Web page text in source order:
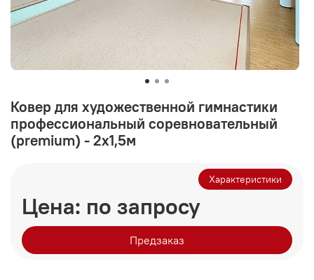
Ковер для художественной гимнастики
профессиональный соревновательный
(premium) - 2х1,5м
Цена: по запросу
Предзаказ
Характеристики